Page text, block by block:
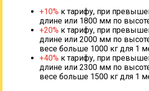
+10% к тарифу, при
длине или 1800 мм по
+20% к тарифу, при
длине или 2000 мм по
весе больше 1000 кг для 1
+40% к тарифу, при
длине или 2300 мм по
весе больше 1500 кг для 1